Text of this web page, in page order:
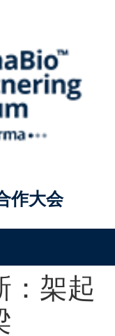
作大会
：架起